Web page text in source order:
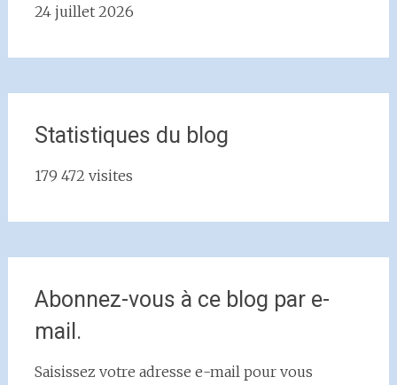
24 juillet 2026
Statistiques du blog
179 472 visites
Abonnez-vous à ce blog par e-
mail.
Saisissez votre adresse e-mail pour vous